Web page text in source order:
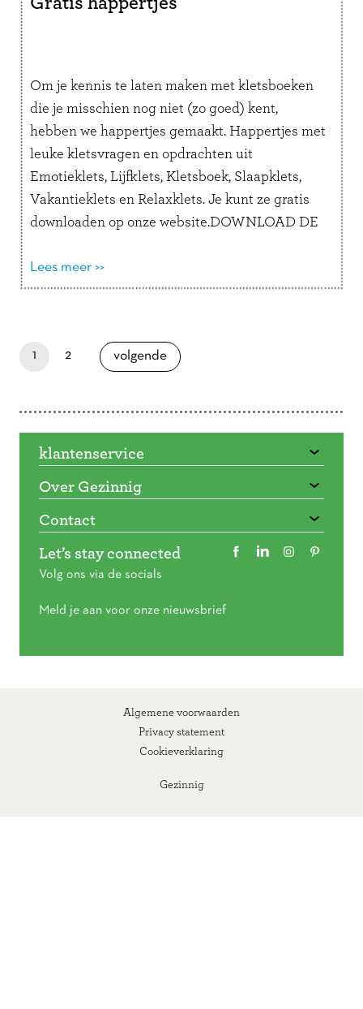
Om je kennis te laten maken met kletsboeken
die je misschien nog niet (zo goed) kent,
hebben we happertjes gemaakt. Happertjes met
leuke kletsvragen en opdrachten uit
Emotieklets, Lijfklets, Kletsboek, Slaapklets,
Vakantieklets en Relaxklets. Je kunt ze gratis
downloaden op onze website.DOWNLOAD DE
nog hoe je …
Lees meer >>
paginapage 1 of 2
je bent nu op pagina
1 pagina
2 volgende
pagina
klantenservice
Over Gezinnig
Contact
Let’s stay connected
Volg ons via de socials
Meld je aan voor onze nieuwsbrief
Gezinnig
Algemene voorwaarden
Privacy statement
Cookieverklaring